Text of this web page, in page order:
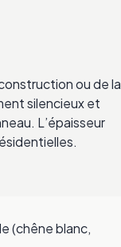
ou de la
silencieux et
L’épaisseur
(chêne blanc,